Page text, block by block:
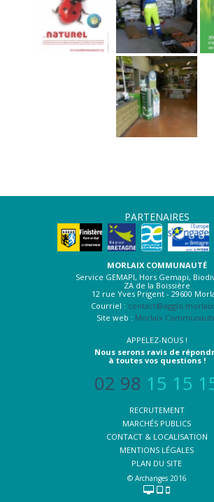
PARTENAIRES
MORLAIX COMMUNAUTÉ
Service GEMAPI, Hors Gemapi,
ZA de la Boissière
12 rue Yves Prigent - 29600
Courriel :
Site web : Morlaix
APPELEZ-NOUS !
Nous serons ravis de
à toutes vos questions !
02 98 15 15
RECRUTEMENT
MARCHÉS PUBLICS
CONTACT & LOCALISATION
MENTIONS LÉGALES
PLAN DU SITE
© Archanges 2016